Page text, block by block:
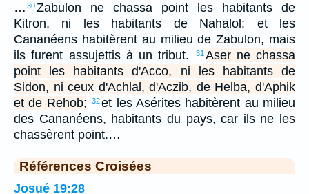
… 30Zabulon ne chassa point les habitants de
Kitron, ni les habitants de Nahalol; et les
Cananéens habitèrent au milieu de Zabulon, mais
ils furent assujettis à un tribut.
31 Aser ne chassa
point les habitants d'Acco, ni les habitants de
Sidon, ni ceux d'Achlal, d'Aczib, de Helba, d'Aphik
et de Rehob;
32et les Asérites habitèrent au milieu
des Cananéens, habitants du pays, car ils ne les
chassèrent point.…
Références Croisées
Josué 19:28